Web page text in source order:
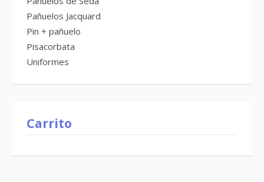
Pañuelos Jacquard
Pin + pañuelo
Pisacorbata
Uniformes
Carrito